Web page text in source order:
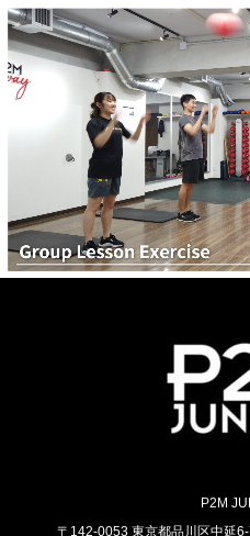
P2M
〒142-0053 東京都品川区中延